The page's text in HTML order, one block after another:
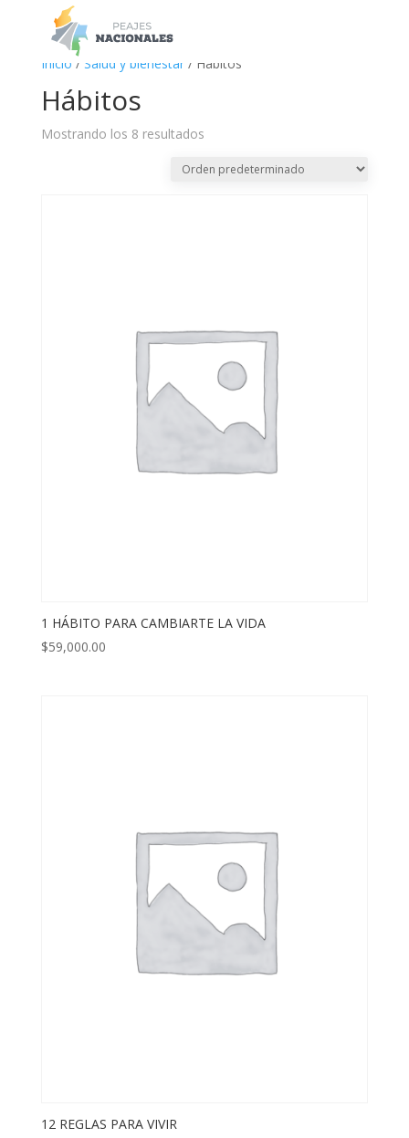
Inicio / Salud y bienestar / Hábitos
Hábitos
Mostrando los 8 resultados
1 HÁBITO PARA CAMBIARTE LA VIDA
$59,000.00
12 REGLAS PARA VIVIR